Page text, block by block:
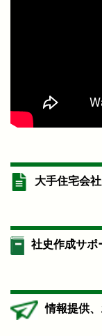
大手住宅会
社史作成サポ
情報提供